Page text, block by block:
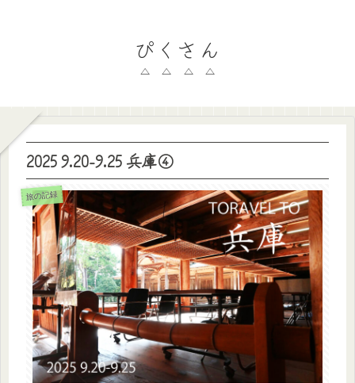
ぴくさん
2025 9.20-9.25 兵庫④
旅の記録